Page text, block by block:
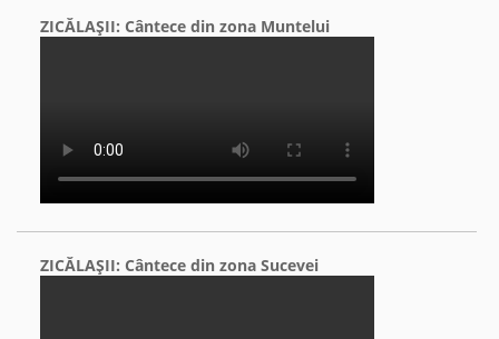
ZICĂLAŞII: Cântece din zona Muntelui
ZICĂLAŞII: Cântece din zona Sucevei